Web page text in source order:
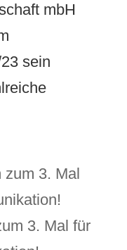
mbH
sein
3. Mal für